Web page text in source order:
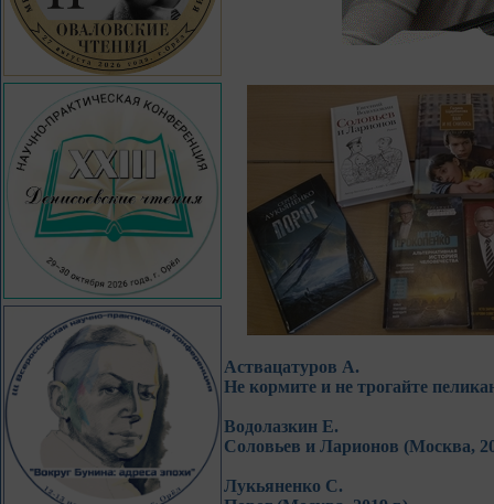
Аствацатуров А.
Не кормите и не трогайте
Водолазкин Е.
Соловьев и Ларионов (Москва,
Лукьяненко С.